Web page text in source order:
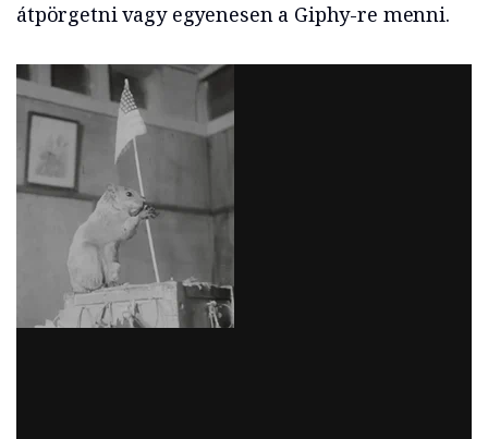
átpörgetni vagy egyenesen a Giphy-re menni.